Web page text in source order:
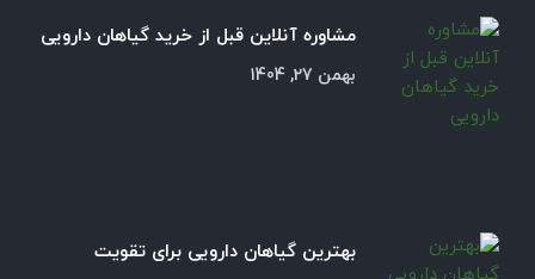
مشاوره آنلاین قبل از خرید گیاهان دارویی
بهمن 27, 1404
بهترین گیاهان دارویی برای تقویت